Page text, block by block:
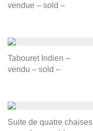
vendue – sold –
Tabouret Indien –
vendu – sold –
Suite de quatre chaises